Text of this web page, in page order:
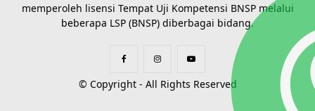
memperoleh lisensi Tempat Uji Kompetensi BNSP melalui
beberapa LSP (BNSP) diberbagai bidang.
© Copyright - All Rights Reserved